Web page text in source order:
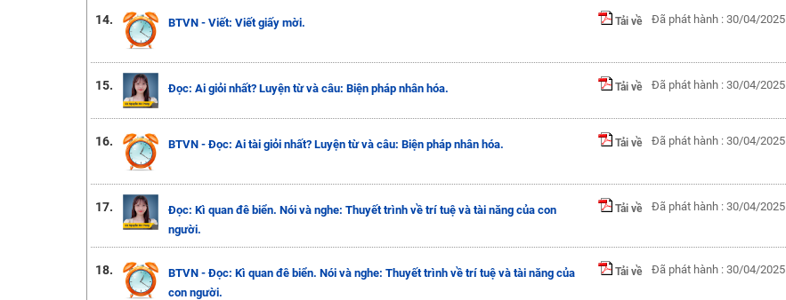
14. BTVN - Viết: Viết giấy mời. Tải về Đã phát hành : 30/04/2025
15. Đọc: Ai giỏi nhất? Luyện từ và câu: Biện pháp nhân hóa. Tải về Đã phát hành : 30/04/2025
16. BTVN - Đọc: Ai tài giỏi nhất? Luyện từ và câu: Biện pháp nhân hóa. Tải về Đã phát hành : 30/04/2025
17.
Đọc: Kì quan đê biển. Nói và nghe: Thuyết trình về trí tuệ và tài năng của con
người.
Tải về Đã phát hành : 30/04/2025
18.
BTVN - Đọc: Kì quan đê biển. Nói và nghe: Thuyết trình về trí tuệ và tài năng của
con người.
Tải về Đã phát hành : 30/04/2025